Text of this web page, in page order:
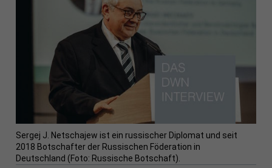
Sergej J. Netschajew ist ein russischer Diplomat und seit
2018 Botschafter der Russischen Föderation in
Deutschland (Foto: Russische Botschaft).